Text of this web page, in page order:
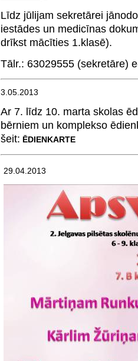
Līdz jūlijam sekretārei
iestādes un medicīnas
drīkst mācīties 1.klasē).
Tālr.: 63029555 (sekretāre)
3.05.2013
Ar 7. līdz 10. marta skolas
bērniem un komplekso
šeit: ĒDIENKARTE
29.04.2013